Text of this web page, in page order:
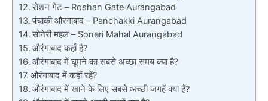
रोशन गेट – Roshan Gate Aurangabad
पंचाकी औरंगाबाद – Panchakki Aurangabad
सोनेरी महल – Soneri Mahal Aurangabad
औरंगाबाद कहाँ है?
औरंगाबाद में घूमने का सबसे अच्छा समय क्या है?
औरंगाबाद में कहाँ रहें?
औरंगाबाद में खाने के लिए सबसे अच्छी जगहें क्या हैं?